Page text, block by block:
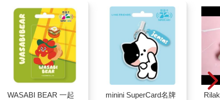
WASABI BEAR 一起
minini SuperCard名牌